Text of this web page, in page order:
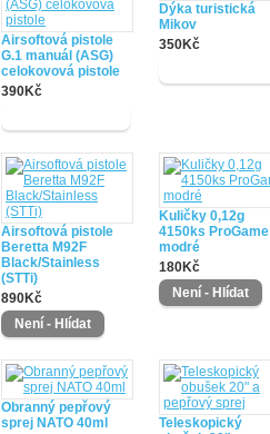
Airsoftová pistole
G.1 manuál (ASG)
celokovová pistole
390Kč
Dýka turistická
Mikov
350Kč
Airsoftová pistole
Beretta M92F
Black/Stainless
(STTi)
890Kč
Kuličky 0,12g
4150ks ProGame
modré
180Kč
Obranný pepřový
sprej NATO 40ml
Teleskopický